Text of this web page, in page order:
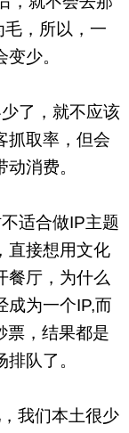
毛，所以，一
少。
了，就不应该
抓取率，但会
消费。
适合做IP主题
直接想用文化
餐厅，为什么
成为一个IP,而
票，结果都是
队了。
我们本土很少